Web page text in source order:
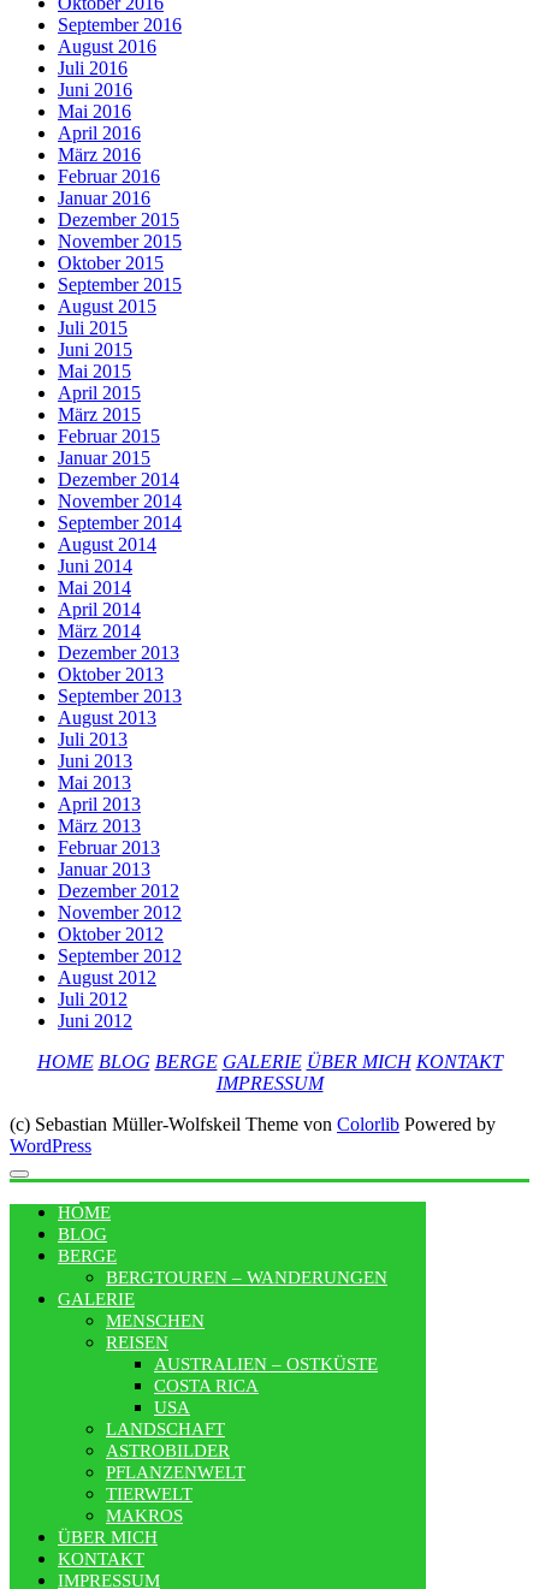
September 2016
August 2016
Juli 2016
Juni 2016
Mai 2016
April 2016
März 2016
Februar 2016
Januar 2016
Dezember 2015
November 2015
Oktober 2015
September 2015
August 2015
Juli 2015
Juni 2015
Mai 2015
April 2015
März 2015
Februar 2015
Januar 2015
Dezember 2014
November 2014
September 2014
August 2014
Juni 2014
Mai 2014
April 2014
März 2014
Dezember 2013
Oktober 2013
September 2013
August 2013
Juli 2013
Juni 2013
Mai 2013
April 2013
März 2013
Februar 2013
Januar 2013
Dezember 2012
November 2012
Oktober 2012
September 2012
August 2012
Juli 2012
Juni 2012
HOME BLOG BERGE GALERIE ÜBER MICH KONTAKT
IMPRESSUM
(c) Sebastian Müller-Wolfskeil Theme von Colorlib Powered by
WordPress
HOME
BLOG
BERGE
BERGTOUREN – WANDERUNGEN
GALERIE
MENSCHEN
REISEN
AUSTRALIEN – OSTKÜSTE
COSTA RICA
USA
LANDSCHAFT
ASTROBILDER
PFLANZENWELT
TIERWELT
MAKROS
ÜBER MICH
KONTAKT
IMPRESSUM